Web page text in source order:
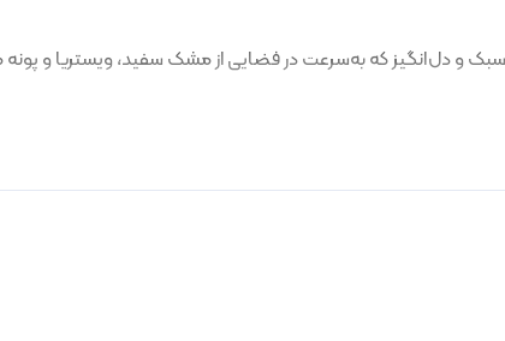
و دل‌انگیز که به‌سرعت در فضایی از مشک سفید، ویستریا و